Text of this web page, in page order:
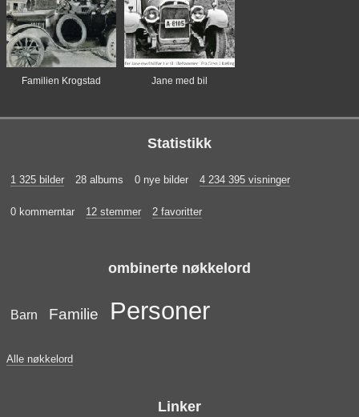
Familien Krogstad Jane med bil
Statistikk
1 325 bilder 28 albums 0 nye bilder 4 234 395 visninger
0 kommerntar 12 stemmer 2 favoritter
ombinerte nøkkelord
Barn Familie Personer
Alle nøkkelord
Linker